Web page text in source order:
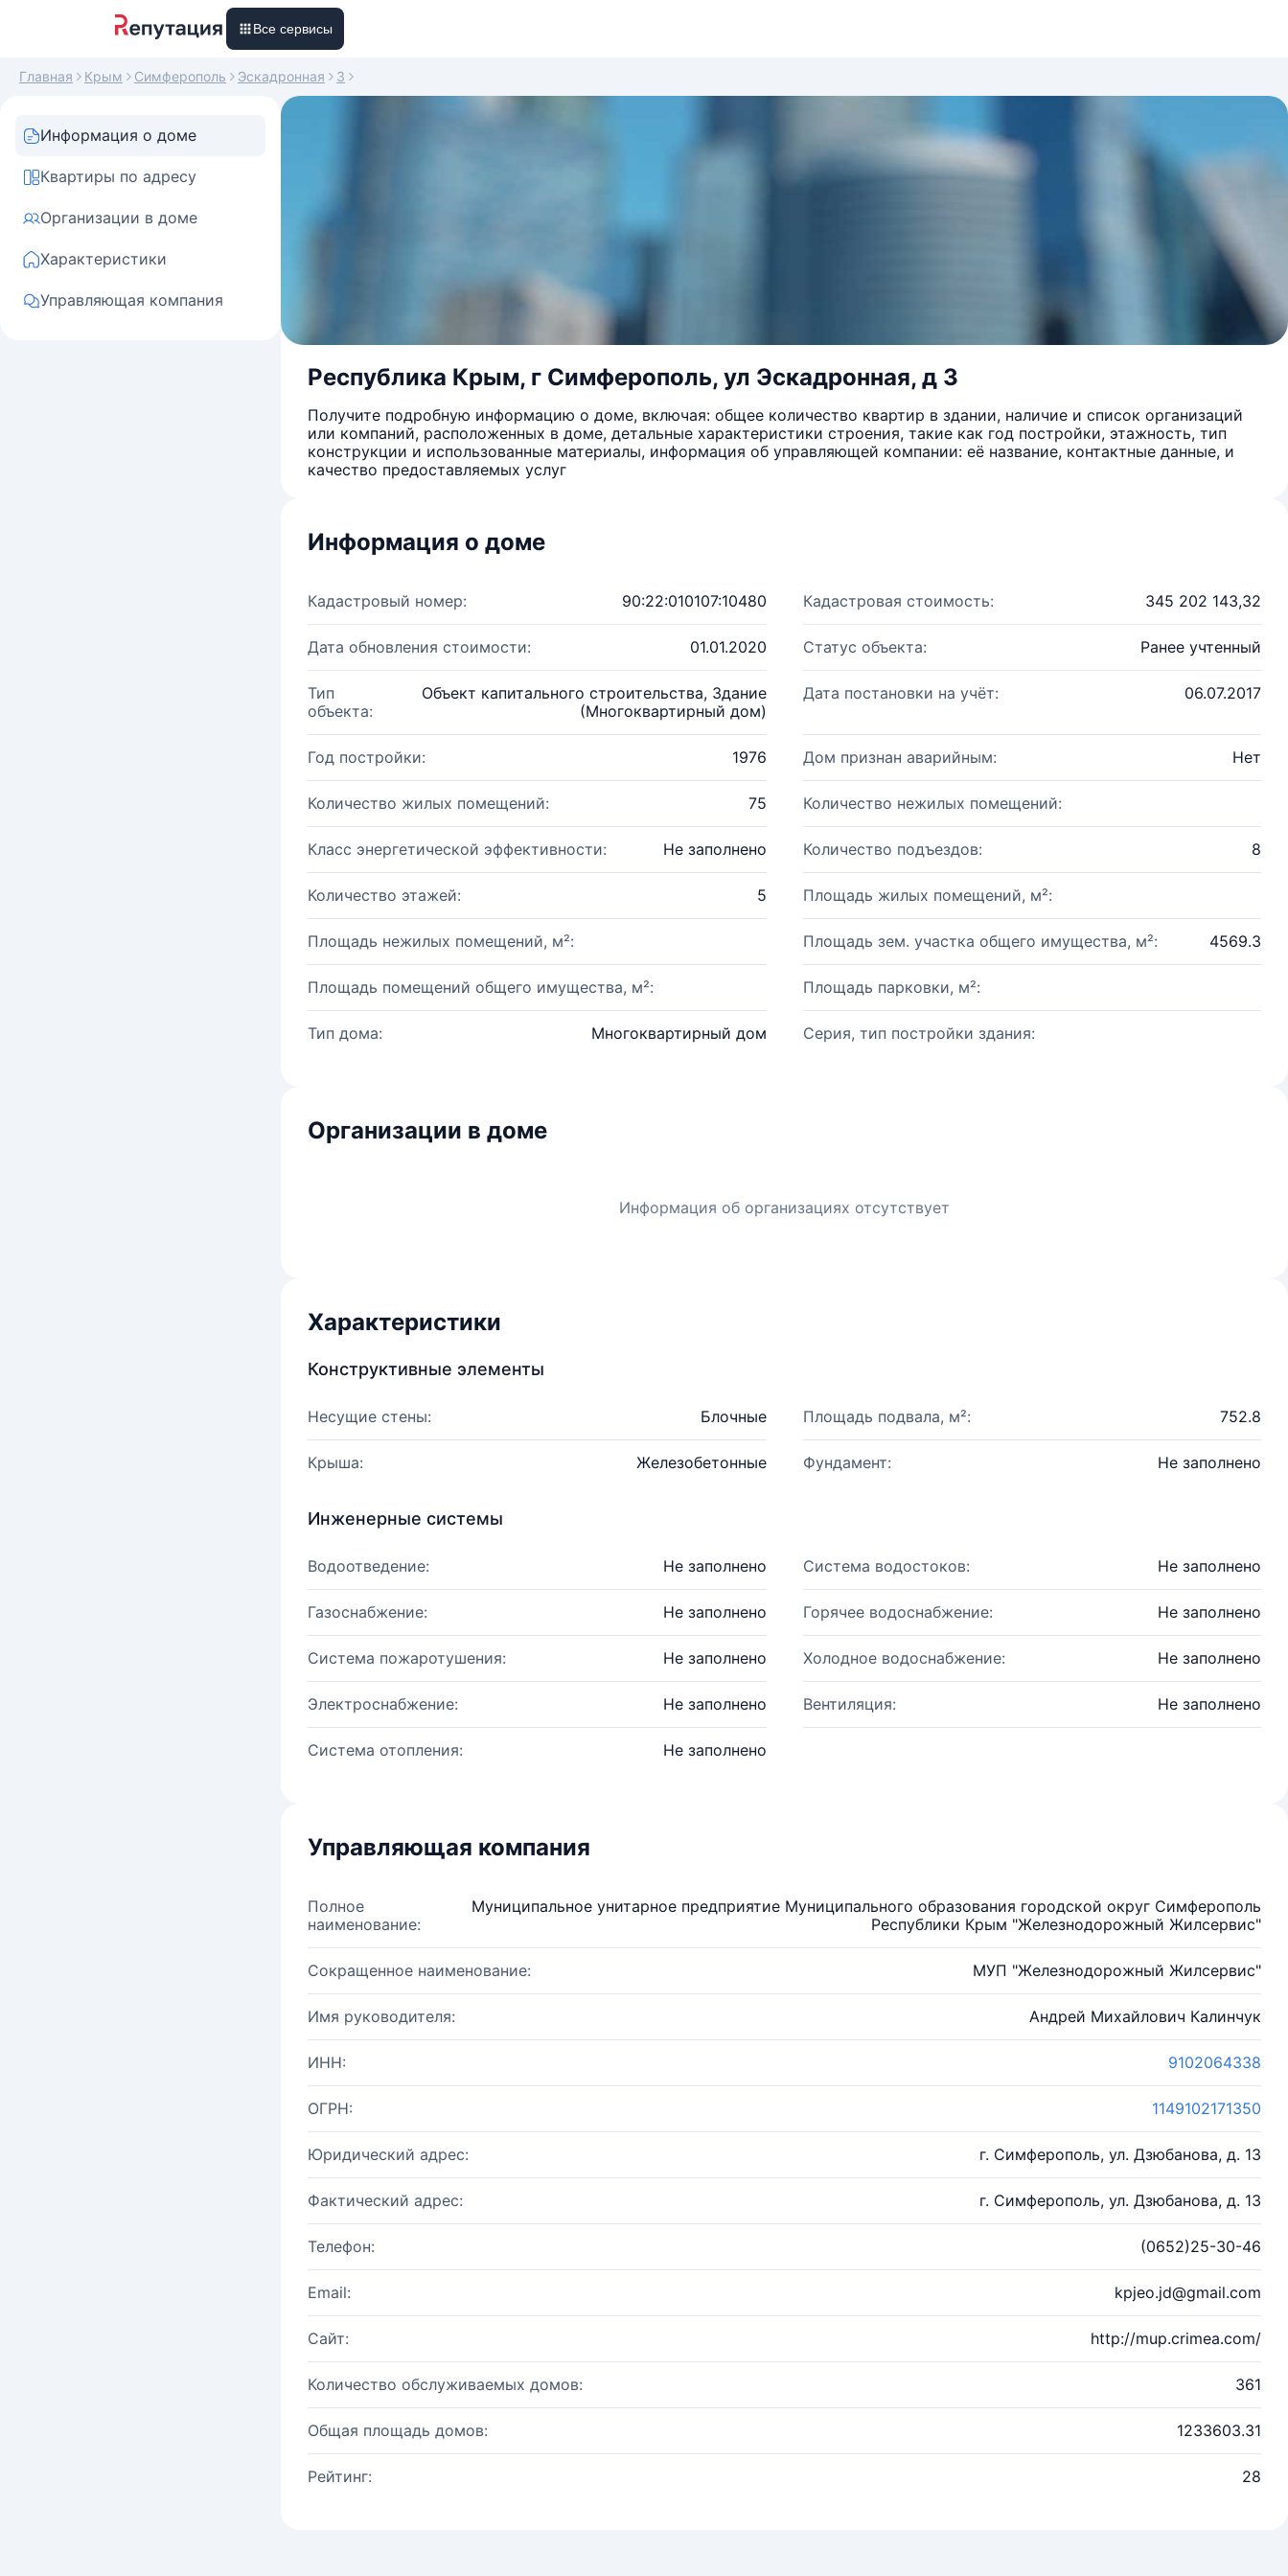
Все сервисы
Главная Крым Симферополь Эскадронная 3
Информация о доме
Квартиры по адресу
Организации в доме
Характеристики
Управляющая компания
Республика Крым, г Симферополь, ул Эскадронная, д 3
Получите подробную информацию о доме, включая: общее количество квартир в здании, наличие и список организаций
или компаний, расположенных в доме, детальные характеристики строения, такие как год постройки, этажность, тип
конструкции и использованные материалы, информация об управляющей компании: её название, контактные данные, и
качество предоставляемых услуг
Информация о доме
Кадастровый номер: 90:22:010107:10480 Кадастровая стоимость: 345 202 143,32
Дата обновления стоимости: 01.01.2020 Статус объекта: Ранее учтенный
Тип
объекта:
Объект капитального строительства, Здание
(Многоквартирный дом)
Дата постановки на учёт: 06.07.2017
Год постройки: 1976 Дом признан аварийным: Нет
Количество жилых помещений: 75 Количество нежилых помещений:
Класс энергетической эффективности: Не заполнено Количество подъездов: 8
Количество этажей: 5 Площадь жилых помещений, м²:
Площадь нежилых помещений, м²: Площадь зем. участка общего имущества, м²: 4569.3
Площадь помещений общего имущества, м²: Площадь парковки, м²:
Тип дома: Многоквартирный дом Серия, тип постройки здания:
Организации в доме
Информация об организациях отсутствует
Характеристики
Конструктивные элементы
Несущие стены: Блочные Площадь подвала, м²: 752.8
Крыша: Железобетонные Фундамент: Не заполнено
Инженерные системы
Водоотведение: Не заполнено Система водостоков: Не заполнено
Газоснабжение: Не заполнено Горячее водоснабжение: Не заполнено
Система пожаротушения: Не заполнено Холодное водоснабжение: Не заполнено
Электроснабжение: Не заполнено Вентиляция: Не заполнено
Система отопления: Не заполнено
Управляющая компания
Полное
наименование:
Муниципальное унитарное предприятие Муниципального образования городской округ Симферополь
Республики Крым "Железнодорожный Жилсервис"
Сокращенное наименование: МУП "Железнодорожный Жилсервис"
Имя руководителя: Андрей Михайлович Калинчук
ИНН: 9102064338
ОГРН: 1149102171350
Юридический адрес: г. Симферополь, ул. Дзюбанова, д. 13
Фактический адрес: г. Симферополь, ул. Дзюбанова, д. 13
Телефон: (0652)25-30-46
Email: kpjeo.jd@gmail.com
Сайт: http://mup.crimea.com/
Количество обслуживаемых домов: 361
Общая площадь домов: 1233603.31
Рейтинг: 28